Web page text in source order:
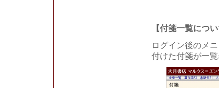
【付箋一覧につ
ログイン後のメ
付けた付箋が一